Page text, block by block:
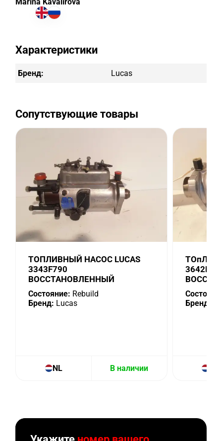
Характеристики
Бренд: Lucas
Сопутствующие товары
ТОПЛИВНЫЙ НАСОС LUCAS
3343F790
ВОССТАНОВЛЕННЫЙ
Состояние: Rebuild
Бренд: Lucas
NL В наличии
Бренд: